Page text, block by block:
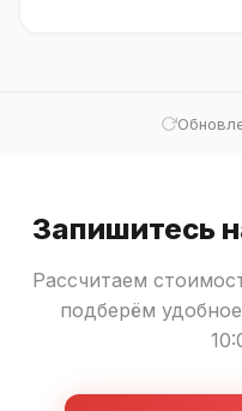
Запишитесь
Рассчитаем
подберём